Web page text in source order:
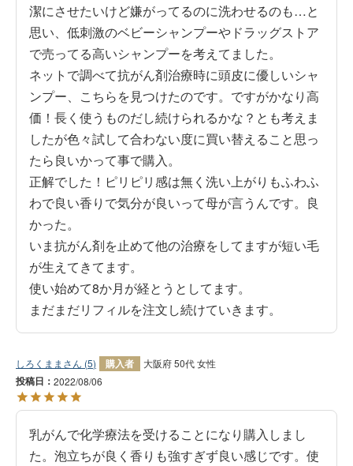
潔にさせたいけど嫌がってるのに洗わせるのも…と
思い、低刺激のベビーシャンプーやドラッグストア
で売ってる高いシャンプーを考えてました。
ネットで調べて抗がん剤治療時に頭皮に優しいシャ
ンプー、こちらを見つけたのです。ですがかなり高
価！長く使うものだし続けられるかな？とも考えま
したが色々試して合わない度に買い替えること思っ
たら良いかって事で購入。
正解でした！ピリピリ感は無く洗い上がりもふわふ
わで良い香りで気分が良いって母が言うんです。良
かった。
いま抗がん剤を止めて他の治療をしてますが短い毛
が生えてきてます。
使い始めて8か月が経とうとしてます。
まだまだリフィルを注文し続けていきます。
しろくまま 5 購入者 大阪府50代女性
投稿日 2022/08/06
乳がんで化学療法を受けることになり購入しまし
た。泡立ちが良く香りも強すぎず良い感じです。使